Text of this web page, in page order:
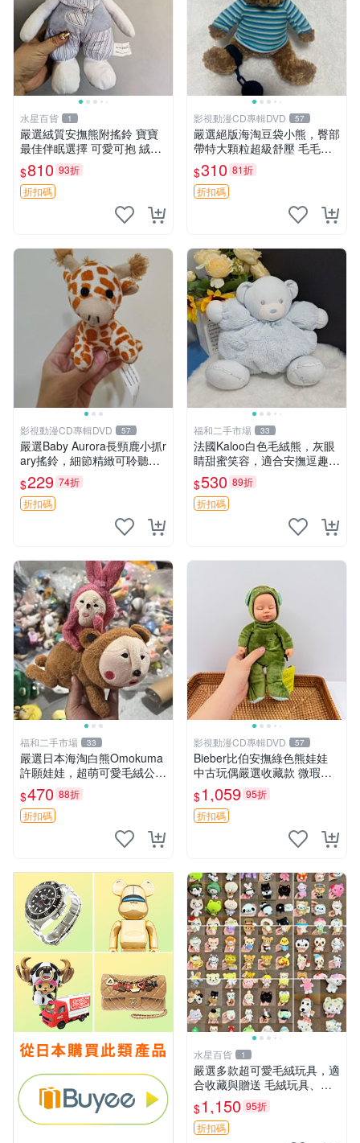
水星百貨 1
嚴選絨質安撫熊附搖鈴 寶寶
最佳伴眠選擇 可愛可抱 絨毛
玩具 安撫熊 嬰兒用
$810 93折
折扣碼
影視動漫CD專輯DVD 57
嚴選絕版海淘豆袋小熊，臀部
帶特大顆粒超級舒壓 毛毛摸
起來格外順滑適合收藏 100%
棉質 豆袋枕 豆袋、抱枕、小
熊
$310 81折
折扣碼
影視動漫CD專輯DVD 57
嚴選Baby Aurora長頸鹿小抓r
ary搖鈴，細節精緻可聆聽清
脆鈴音 軟萌可愛 定制紀念 金
屬搖鈴 新手媽咪推薦 長頸鹿
抓rary 搖鈴
$229 74折
折扣碼
福和二手市場 33
法國Kaloo白色毛絨熊，灰眼
睛甜蜜笑容，適合安撫逗趣可
愛，柔軟面料手感佳。14 白
色安撫熊 毛絨玩具 寶寶逗樂
具
$530 89折
折扣碼
福和二手市場 33
嚴選日本海淘白熊Omokuma
許願娃娃，超萌可愛毛絨公仔
推薦收藏 白熊 Omokuma 毛
絨玩具 偽裝娃娃 玩具擺飾
$470 88折
折扣碼
影視動漫CD專輯DVD 57
Bieber比伯安撫綠色熊娃娃
中古玩偶嚴選收藏款 微瑕輕
度使用 Bieber綠熊娃娃 中古
玩偶 微瑕
$1,059 95折
折扣碼
水星百貨 1
嚴選多款超可愛毛絨玩具，適
合收藏與贈送 毛絨玩具、抱
枕、公仔
$1,150 95折
折扣碼